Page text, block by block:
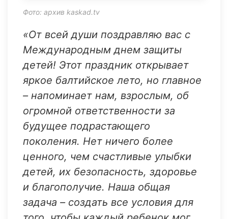
Фото: архив kaskad.tv
«От всей души поздравляю вас с
Международным днем защиты
детей! Этот праздник открывает
яркое балтийское лето, но главное
– напоминает нам, взрослым, об
огромной ответственности за
будущее подрастающего
поколения. Нет ничего более
ценного, чем счастливые улыбки
детей, их безопасность, здоровье
и благополучие. Наша общая
задача – создать все условия для